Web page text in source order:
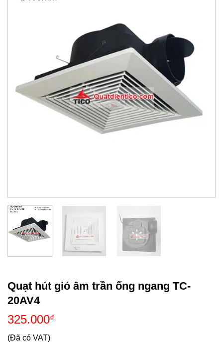
Quạt hút gió âm trần ống ngang TC-
20AV4
325.000₫
(Đã có VAT)